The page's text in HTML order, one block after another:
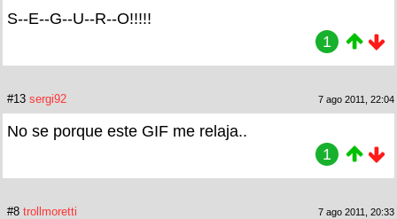
S--E--G--U--R--O!!!!!
1
#13 sergi92 7 ago 2011, 22:04
No se porque este GIF me relaja..
1
#8 trollmoretti 7 ago 2011, 20:33